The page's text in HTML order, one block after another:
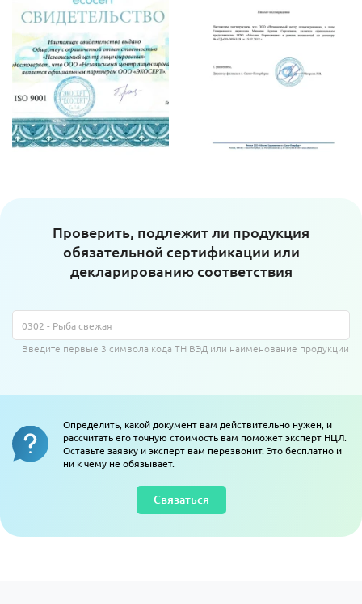
Проверить, подлежит ли продукция
обязательной сертификации или
декларированию соответствия
Введите первые 3 символа кода ТН ВЭД или наименование продукции
Определить, какой документ вам действительно нужен, и
рассчитать его точную стоимость вам поможет эксперт НЦЛ.
Оставьте заявку и эксперт вам перезвонит. Это бесплатно и
ни к чему не обязывает.
Связаться